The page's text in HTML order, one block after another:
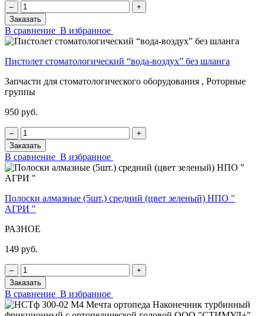
‒
+
Заказать
В сравнение В избранное
Пистолет стоматологический “вода-воздух” без шланга
Запчасти для стоматологического оборудования , Роторные
группы
950 руб.
‒
+
Заказать
В сравнение В избранное
Полоски алмазные (5шт.) средний (цвет зеленый) НПО "
АГРИ "
РАЗНОЕ
149 руб.
‒
+
Заказать
В сравнение В избранное